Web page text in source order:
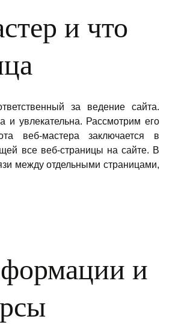
и что
за ведение сайта.
и увлекательна. Рассмотрим его
веб-мастера заключается в
все веб-страницы на сайте. В
между отдельными страницами,
веб-страница
и